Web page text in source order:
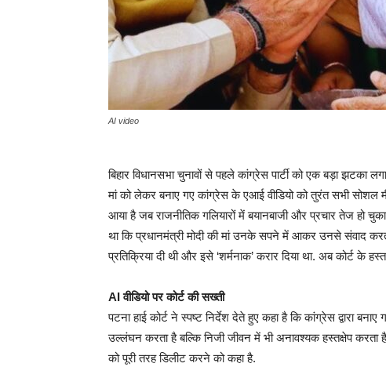
AI video
बिहार विधानसभा चुनावों से पहले कांग्रेस पार्टी को एक बड़ा झटका
मां को लेकर बनाए गए कांग्रेस के एआई वीडियो को तुरंत सभी सोशल
आया है जब राजनीतिक गलियारों में बयानबाजी और प्रचार तेज हो चुका
था कि प्रधानमंत्री मोदी की मां उनके सपने में आकर उनसे संवाद
प्रतिक्रिया दी थी और इसे ‘शर्मनाक’ करार दिया था. अब कोर्ट के
AI वीडियो पर कोर्ट की सख्ती
पटना हाई कोर्ट ने स्पष्ट निर्देश देते हुए कहा है कि कांग्रेस द्वारा
उल्लंघन करता है बल्कि निजी जीवन में भी अनावश्यक हस्तक्षेप करता
को पूरी तरह डिलीट करने को कहा है.